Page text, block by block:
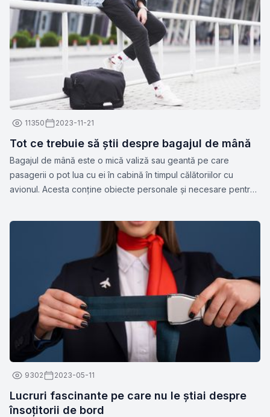
11350 2023-11-21
Tot ce trebuie să știi despre bagajul de mână
Bagajul de mână este o mică valiză sau geantă pe care
pasagerii o pot lua cu ei în cabină în timpul călătoriilor cu
avionul. Acesta conține obiecte personale și necesare pentru
greutatea permise pentru bagajul de mână pot varia în funcție
9302 2023-05-11
Lucruri fascinante pe care nu le știai despre
însoțitorii de bord